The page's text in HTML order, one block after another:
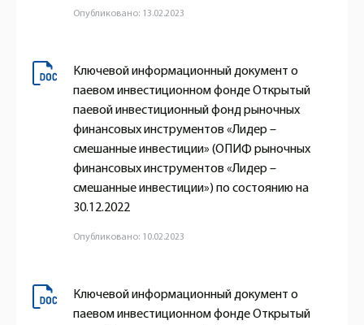
Опубликовано: 13.02.2023
Ключевой информационный документ о
паевом инвестиционном фонде Открытый
паевой инвестиционный фонд рыночных
финансовых инструментов «Лидер –
смешанные инвестиции» (ОПИФ рыночных
финансовых инструментов «Лидер –
смешанные инвестиции») по состоянию на
30.12.2022
Опубликовано: 10.02.2023
Ключевой информационный документ о
паевом инвестиционном фонде Открытый